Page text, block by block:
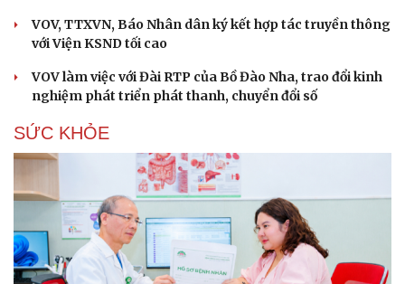
VOV, TTXVN, Báo Nhân dân ký kết hợp tác truyền thông
với Viện KSND tối cao
VOV làm việc với Đài RTP của Bồ Đào Nha, trao đổi kinh
nghiệm phát triển phát thanh, chuyển đổi số
SỨC KHỎE